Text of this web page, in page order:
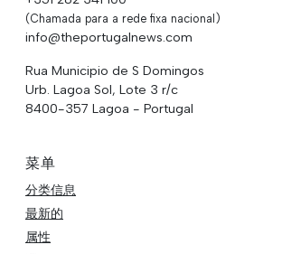
(Chamada para a rede fixa nacional)
info@theportugalnews.com
Rua Municipio de S Domingos
Urb. Lagoa Sol, Lote 3 r/c
8400-357 Lagoa - Portugal
菜单
分类信息
最新的
属性